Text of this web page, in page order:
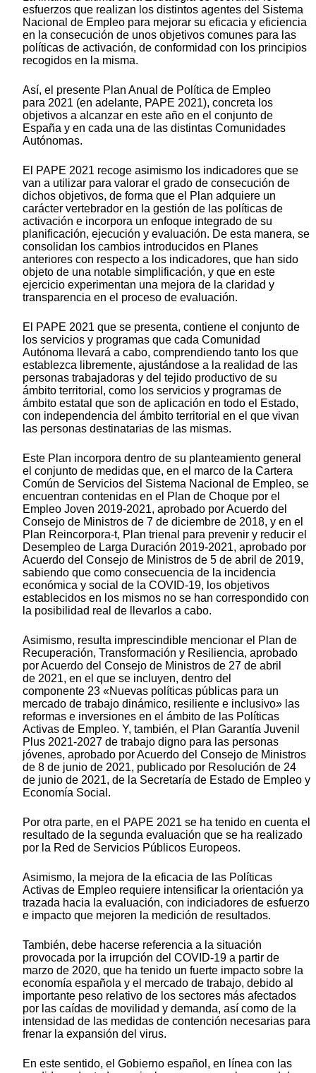
esfuerzos que realizan los distintos agentes del Sistema
Nacional de Empleo para mejorar su eficacia y eficiencia
en la consecución de unos objetivos comunes para las
políticas de activación, de conformidad con los principios
recogidos en la misma.
Así, el presente Plan Anual de Política de Empleo
para 2021 (en adelante, PAPE 2021), concreta los
objetivos a alcanzar en este año en el conjunto de
España y en cada una de las distintas Comunidades
Autónomas.
El PAPE 2021 recoge asimismo los indicadores que se
van a utilizar para valorar el grado de consecución de
dichos objetivos, de forma que el Plan adquiere un
carácter vertebrador en la gestión de las políticas de
activación e incorpora un enfoque integrado de su
planificación, ejecución y evaluación. De esta manera, se
consolidan los cambios introducidos en Planes
anteriores con respecto a los indicadores, que han sido
objeto de una notable simplificación, y que en este
ejercicio experimentan una mejora de la claridad y
transparencia en el proceso de evaluación.
El PAPE 2021 que se presenta, contiene el conjunto de
los servicios y programas que cada Comunidad
Autónoma llevará a cabo, comprendiendo tanto los que
establezca libremente, ajustándose a la realidad de las
personas trabajadoras y del tejido productivo de su
ámbito territorial, como los servicios y programas de
ámbito estatal que son de aplicación en todo el Estado,
con independencia del ámbito territorial en el que vivan
las personas destinatarias de las mismas.
Este Plan incorpora dentro de su planteamiento general
el conjunto de medidas que, en el marco de la Cartera
Común de Servicios del Sistema Nacional de Empleo, se
encuentran contenidas en el Plan de Choque por el
Empleo Joven 2019-2021, aprobado por Acuerdo del
Consejo de Ministros de 7 de diciembre de 2018, y en el
Plan Reincorpora-t, Plan trienal para prevenir y reducir el
Desempleo de Larga Duración 2019-2021, aprobado por
Acuerdo del Consejo de Ministros de 5 de abril de 2019,
sabiendo que como consecuencia de la incidencia
económica y social de la COVID-19, los objetivos
establecidos en los mismos no se han correspondido con
la posibilidad real de llevarlos a cabo.
Asimismo, resulta imprescindible mencionar el Plan de
Recuperación, Transformación y Resiliencia, aprobado
por Acuerdo del Consejo de Ministros de 27 de abril
de 2021, en el que se incluyen, dentro del
componente 23 «Nuevas políticas públicas para un
mercado de trabajo dinámico, resiliente e inclusivo» las
reformas e inversiones en el ámbito de las Políticas
Activas de Empleo. Y, también, el Plan Garantía Juvenil
Plus 2021-2027 de trabajo digno para las personas
jóvenes, aprobado por Acuerdo del Consejo de Ministros
de 8 de junio de 2021, publicado por Resolución de 24
de junio de 2021, de la Secretaría de Estado de Empleo y
Economía Social.
Por otra parte, en el PAPE 2021 se ha tenido en cuenta el
resultado de la segunda evaluación que se ha realizado
por la Red de Servicios Públicos Europeos.
Asimismo, la mejora de la eficacia de las Políticas
Activas de Empleo requiere intensificar la orientación ya
trazada hacia la evaluación, con indiciadores de esfuerzo
e impacto que mejoren la medición de resultados.
También, debe hacerse referencia a la situación
provocada por la irrupción del COVID-19 a partir de
marzo de 2020, que ha tenido un fuerte impacto sobre la
economía española y el mercado de trabajo, debido al
importante peso relativo de los sectores más afectados
por las caídas de movilidad y demanda, así como de la
intensidad de las medidas de contención necesarias para
frenar la expansión del virus.
En este sentido, el Gobierno español, en línea con las